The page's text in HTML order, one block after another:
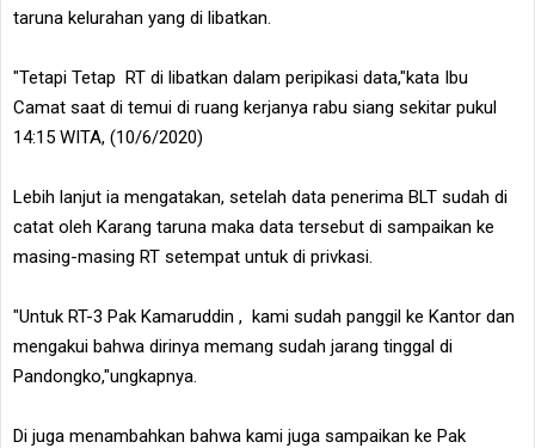
taruna kelurahan yang di libatkan.
"Tetapi Tetap RT di libatkan dalam peripikasi data,"kata Ibu
Camat saat di temui di ruang kerjanya rabu siang sekitar pukul
14:15 WITA, (10/6/2020)
Lebih lanjut ia mengatakan, setelah data penerima BLT sudah di
catat oleh Karang taruna maka data tersebut di sampaikan ke
masing-masing RT setempat untuk di privkasi.
"Untuk RT-3 Pak Kamaruddin , kami sudah panggil ke Kantor dan
mengakui bahwa dirinya memang sudah jarang tinggal di
Pandongko,"ungkapnya.
Di juga menambahkan bahwa kami juga sampaikan ke Pak